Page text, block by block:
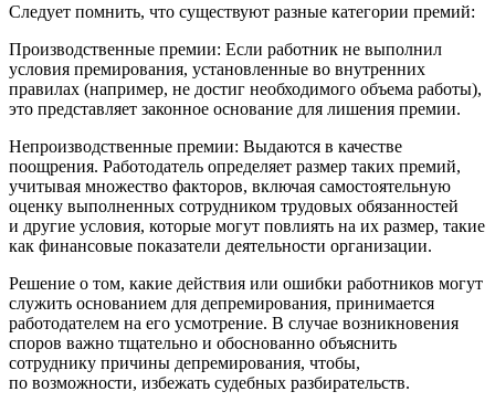
Следует помнить, что существуют разные категории премий:
Производственные премии: Если работник не выполнил
условия премирования, установленные во внутренних
правилах (например, не достиг необходимого объема работы),
это представляет законное основание для лишения премии.
Непроизводственные премии: Выдаются в качестве
поощрения. Работодатель определяет размер таких премий,
учитывая множество факторов, включая самостоятельную
оценку выполненных сотрудником трудовых обязанностей
и другие условия, которые могут повлиять на их размер, такие
как финансовые показатели деятельности организации.
Решение о том, какие действия или ошибки работников могут
служить основанием для депремирования, принимается
работодателем на его усмотрение. В случае возникновения
споров важно тщательно и обоснованно объяснить
сотруднику причины депремирования, чтобы,
по возможности, избежать судебных разбирательств.